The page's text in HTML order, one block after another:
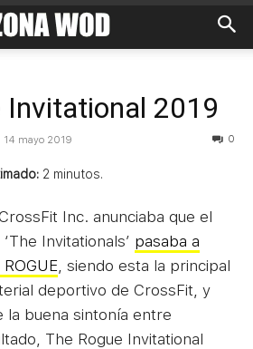
Invitational 2019
14 mayo 2019 0
2 minutos.
Inc. anunciaba que el
Invitationals’ pasaba a
, siendo esta la principal
deportivo de CrossFit, y
la buena sintonía entre
The Rogue Invitational